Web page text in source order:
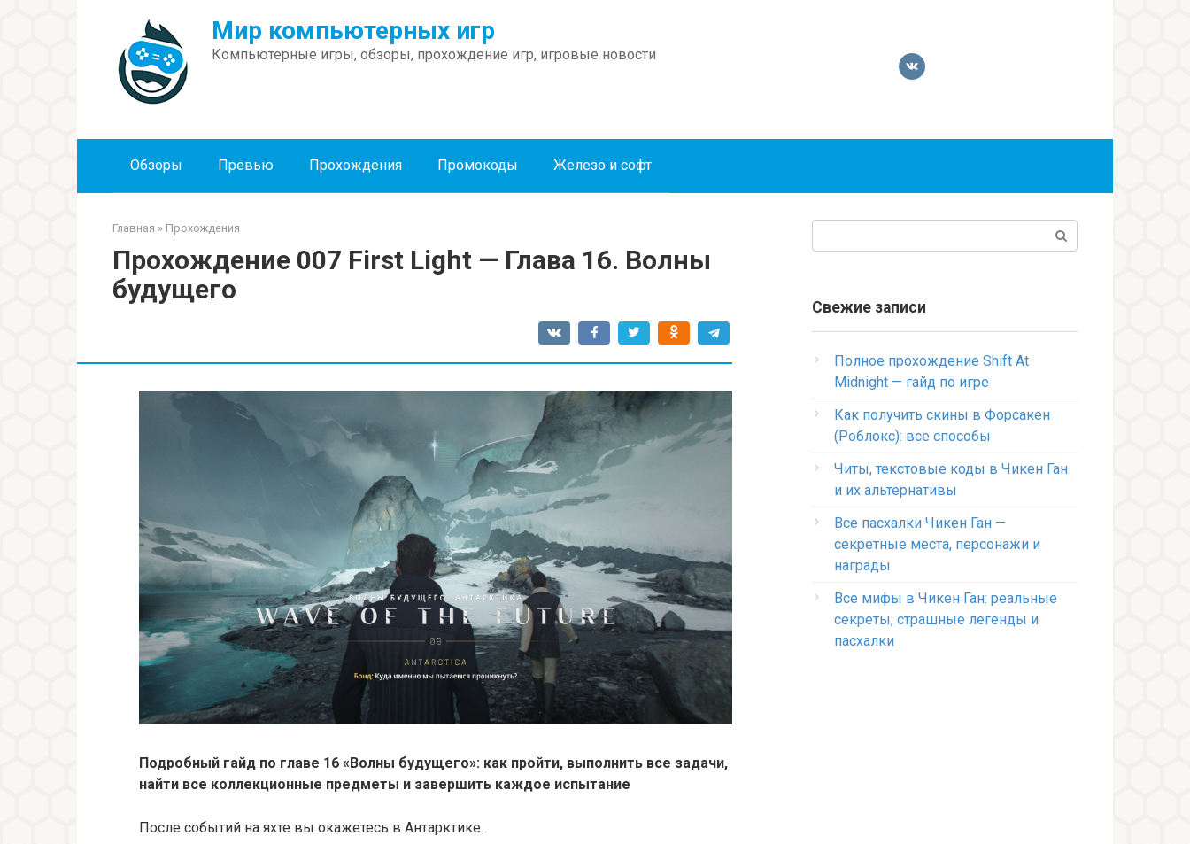
Мир компьютерных игр
Компьютерные игры, обзоры, прохождение игр, игровые новости
Обзоры Превью Прохождения Промокоды Железо и софт
Главная » Прохождения
Прохождение 007 First Light — Глава 16. Волны
будущего
Подробный гайд по главе 16 «Волны будущего»: как пройти, выполнить все задачи,
найти все коллекционные предметы и завершить каждое испытание
После событий на яхте вы окажетесь в Антарктике.
Свежие записи
Полное прохождение Shift At
Midnight — гайд по игре
Как получить скины в Форсакен
(Роблокс): все способы
Читы, текстовые коды в Чикен Ган
и их альтернативы
Все пасхалки Чикен Ган —
секретные места, персонажи и
награды
Все мифы в Чикен Ган: реальные
секреты, страшные легенды и
пасхалки